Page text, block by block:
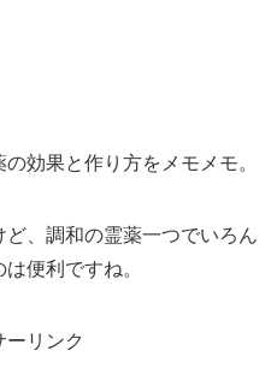
効果と作り方をメモメモ。
、調和の霊薬一つでいろん
便利ですね。
ーリンク